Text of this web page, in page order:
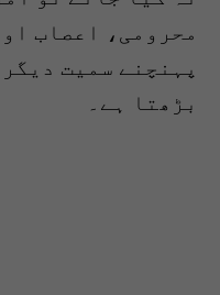
محرومی، اعصاب
پہنچنے سمیت
بڑھتا ہے۔